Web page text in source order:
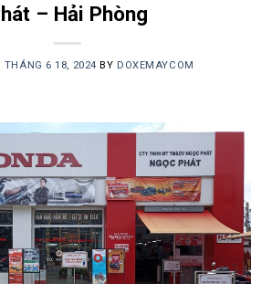
– Hải Phòng
THÁNG 6 18, 2024 BY DOXEMAYCOM